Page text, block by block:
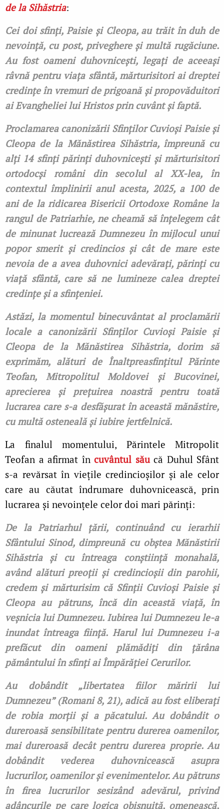
de la Sihăstria:
Cei doi sfinți, Paisie și Cleopa, au trăit în duh de
nevoință, cu post, priveghere și multă rugăciune.
Au fost oameni duhovnicești, legați de aceeași
râvnă pentru viața sfântă, mărturisitori ai dreptei
credințe în vremuri de prigoană și propovăduitori
ai Evangheliei lui Hristos prin cuvânt și faptă.
Proclamarea canonizării Sfinților Cuvioși Paisie și
Cleopa de la Mănăstirea Sihăstria, împreună cu
alți 14 sfinți părinți duhovnicești și mărturisitori
ortodocși români din secolul al XX-lea, în
contextul împlinirii anul acesta, 2025, a 100 de
ani de la ridicarea Bisericii Ortodoxe Române la
rangul de Patriarhie, ne cheamă să înțelegem cât
de minunat lucrează Dumnezeu în mijlocul unui
popor smerit și credincios și cât de mare este
nevoia de a avea duhovnici adevărați, părinți cu
viață sfântă, care să ne lumineze calea dreptei
credințe și a sfințeniei.
Astăzi, la momentul binecuvântat al proclamării
locale a canonizării Sfinților Cuvioși Paisie și
Cleopa de la Mănăstirea Sihăstria, dorim să
exprimăm, alături de Înaltpreasfințitul Părinte
Teofan, Mitropolitul Moldovei și Bucovinei,
aprecierea și prețuirea noastră pentru toată
lucrarea care s-a desfășurat în această mănăstire,
cu multă osteneală și iubire jertfelnică.
La finalul momentului, Părintele Mitropolit
Teofan a afirmat în cuvântul săucă Duhul Sfânt
s-a revărsat în viețile credincioșilor și ale celor
care au căutat îndrumare duhovnicească, prin
lucrarea și nevoințele celor doi mari părinți:
De la Patriarhul țării, continuând cu ierarhii
Sfântului Sinod, dimpreună cu obștea Mănăstirii
Sihăstria și cu întreaga conștiință monahală,
având alături preoții și credincioșii din parohii,
credem și mărturisim că Sfinții Cuvioși Paisie și
Cleopa au pătruns, încă din această viaţă, în
veşnicia lui Dumnezeu. Iubirea lui Dumnezeu le-a
inundat întreaga fiinţă. Harul lui Dumnezeu i-a
prefăcut din oameni plămădiţi din ţărâna
pământului în sfinţi ai Împărăției Cerurilor.
Au dobândit „libertatea fiilor măririi lui
Dumnezeu” (Romani 8, 21), adică au fost eliberați
de robia morţii și a păcatului. Au dobândit o
dureroasă sensibilitate pentru durerea oamenilor,
mai dureroasă decât pentru durerea proprie. Au
dobândit vederea duhovnicească asupra
lucrurilor, oamenilor și evenimentelor. Au pătruns
în firea lucrurilor sesizând adevărul, privind
adâncurile pe care logica obişnuită, omenească,